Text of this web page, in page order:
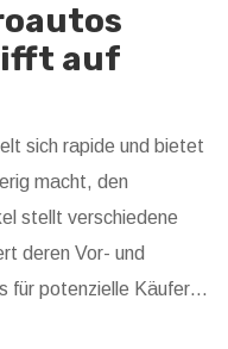
auf
sich rapide und bietet
macht, den
stellt verschiedene
deren Vor- und
für potenzielle Käufer.